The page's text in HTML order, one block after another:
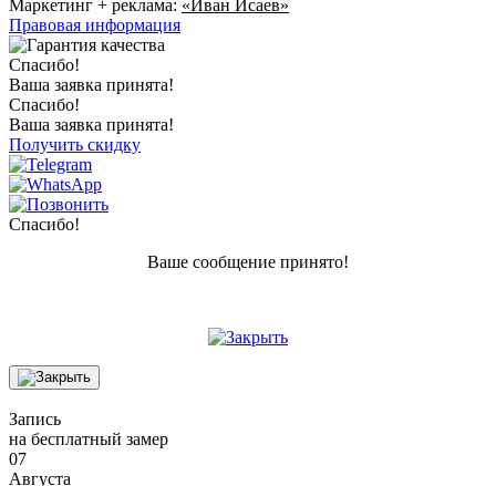
Маркетинг + реклама: «Иван Исаев»
Правовая информация
Спасибо!
Ваша заявка принята!
Спасибо!
Ваша заявка принята!
Получить скидку
Спасибо!
Ваше сообщение принято!
Запись
на бесплатный замер
07
Августа